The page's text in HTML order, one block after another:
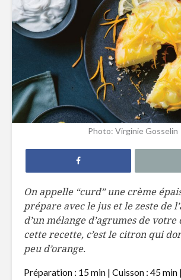
Photo: Virginie Gosselin
On appelle “curd” une crème
prépare avec le jus et le zeste de
d’un mélange d’agrumes de votre
cette recette, c’est le citron qui
peu d’orange.
Préparation : 15 min | Cuisson : 45
Gâteau à la
compote de
pomme
Biscuits à l’avoine,
citrouille et
Gâteau à la
compote de
pommes et
garniture
croustillante